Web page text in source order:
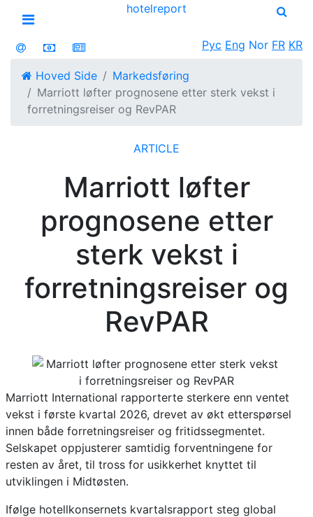
Open menu
hotelreport
Рус Eng Nor FR KR
Hoved Side
Markedsføring
Marriott løfter prognosene etter sterk vekst i
forretningsreiser og RevPAR
ARTICLE
Marriott løfter
prognosene etter
sterk vekst i
forretningsreiser og
RevPAR
Marriott International rapporterte sterkere enn ventet
vekst i første kvartal 2026, drevet av økt etterspørsel
innen både forretningsreiser og fritidssegmentet.
Selskapet oppjusterer samtidig forventningene for
resten av året, til tross for usikkerhet knyttet til
utviklingen i Midtøsten.
Ifølge hotellkonsernets kvartalsrapport steg global